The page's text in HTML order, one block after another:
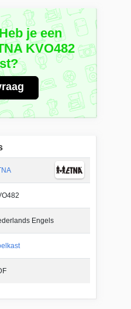
je een
KVO482
Engels